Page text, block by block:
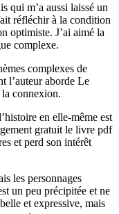
qui m’a aussi laissé un
réfléchir à la condition
optimiste. J’ai aimé la
complexe.
complexes de
l’auteur aborde Le
connexion.
en elle-même est
gratuit le livre pdf
et perd son intérêt
les personnages
un peu précipitée et ne
et expressive, mais